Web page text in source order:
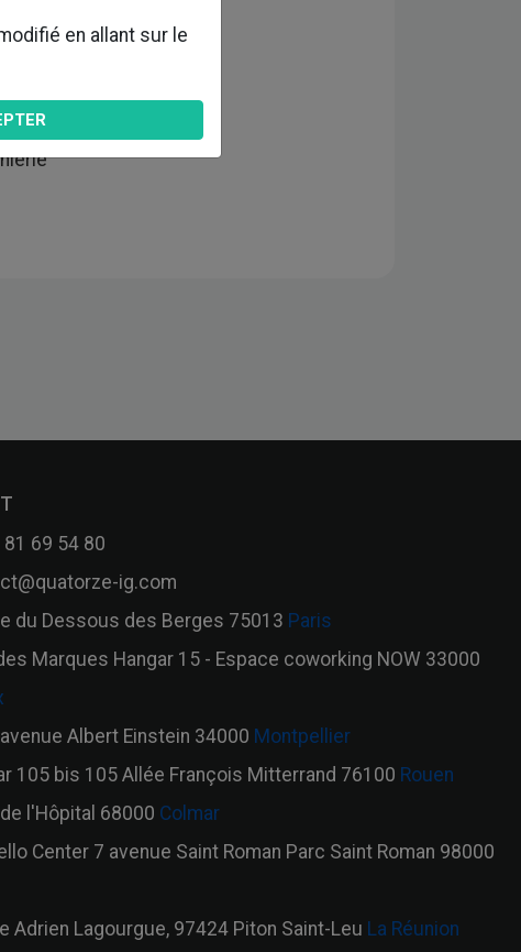
81 69 54 80
ig.com
du Dessous des Berges 75013 Paris
Marques Hangar 15 - Espace coworking NOW 33000
Albert Einstein 34000 Montpellier
105 bis 105 Allée François Mitterrand 76100 Rouen
l'Hôpital 68000 Colmar
Center 7 avenue Saint Roman Parc Saint Roman 98000
Adrien Lagourgue, 97424 Piton Saint-Leu La Réunion
en allant sur le